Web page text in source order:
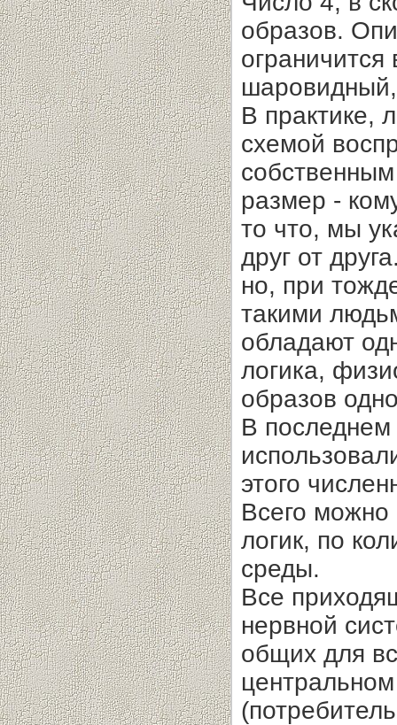
образов.
В практике,
схемой
размер -
то что, мы
друг от
но, при
такими
обладают
логика,
образов
В
этого
Всего можно
логик, по
среды.
Все
нервной
общих для